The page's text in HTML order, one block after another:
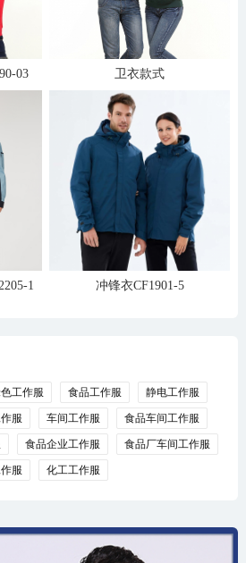
03 卫衣款式
1 冲锋衣CF1901-5
工作服 食品工作服 静电工作服
服 车间工作服 食品车间工作服
食品企业工作服 食品厂车间工作服
服 化工工作服